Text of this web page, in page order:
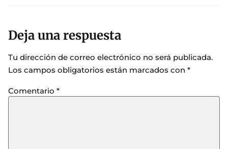
Deja una respuesta
Tu dirección de correo electrónico no será publicada.
Los campos obligatorios están marcados con *
Comentario *